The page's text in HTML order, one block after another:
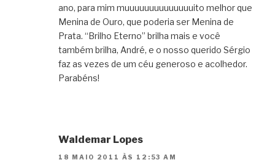
ano, para mim muuuuuuuuuuuuuuito melhor que
Menina de Ouro, que poderia ser Menina de
Prata. “Brilho Eterno” brilha mais e você
também brilha, André, e o nosso querido Sérgio
faz as vezes de um céu generoso e acolhedor.
Parabéns!
Waldemar Lopes
18 MAIO 2011 ÀS 12:53 AM